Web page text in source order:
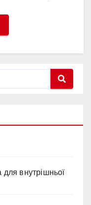
внутрішньої